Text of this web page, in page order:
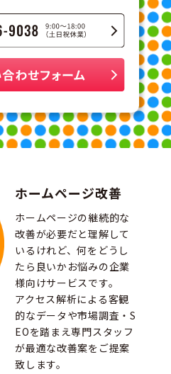
ホームページ改善
ホームページの継続的な
改善が必要だと理解して
いるけれど、何をどうし
たら良いかお悩みの企業
様向けサービスです。
アクセス解析による客観
的なデータや市場調査・S
EOを踏まえ専門スタッフ
が最適な改善案をご提案
致します。